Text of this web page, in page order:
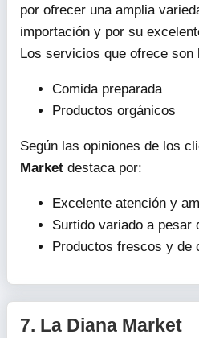
por ofrecer una amplia
importación y por su
Los servicios que ofrece son
Comida preparada
Productos orgánicos
Según las opiniones de los
Market destaca por:
Excelente atención y
Surtido variado a pesar
Productos frescos y de
7. La Diana Market